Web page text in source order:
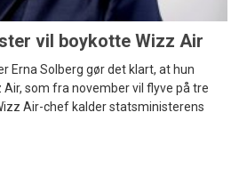
vil boykotte Wizz Air
Erna Solberg gør det klart, at hun
Air, som fra november vil flyve på tre
Air-chef kalder statsministerens